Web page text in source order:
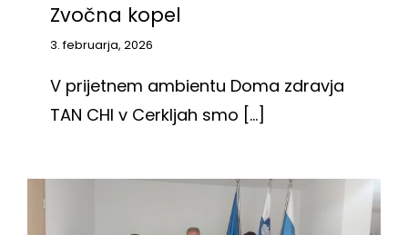
Zvočna kopel
3. februarja, 2026
V prijetnem ambientu Doma zdravja
TAN CHI v Cerkljah smo [...]